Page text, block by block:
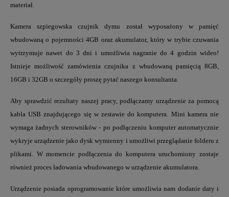
materiał.
Kamera szpiegowska czujnik dymu został wyposażony w pamięć
wbudowaną o pojemności 4GB oraz akumulator, który w trybie czuwania
wytrzymuje nawet do 3 dni i umożliwia nagranie do 4 godzin wideo!
Istnieje możliwość zamówienia czujnika z wbudowaną pamięcią 8GB,
16GB i 32GB o szczegóły proszę pytać naszego konsultanta.
Aby sprawdzić rezultaty naszej pracy, podłączamy urządzenie za pomocą
kabla USB znajdującego się w zestawie do komputera. Mini kamera nie
wymaga żadnych sterowników- po podłączeniu komputer automatycznie
wykryje urządzenie jako dysk wymienny i umożliwi przeglądanie folderu z
plikami. W momencie podłączenia do komputera uruchomiony zostaje
również proces ładowania wbudowanego w urządzenie akumulatora.
Urządzenie posiada oprogramowanie które umożliwia nam dodanie daty i